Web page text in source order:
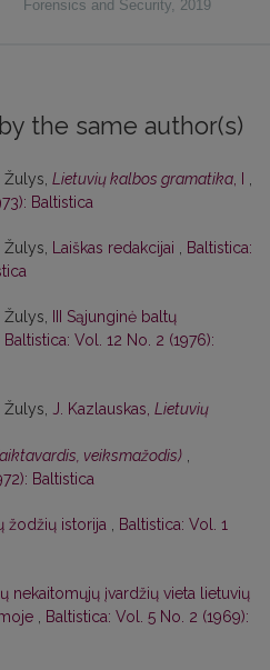
Forensics and Security 2019
the same author(s)
Lietuvių kalbos gramatika
Baltistica
Laiškas redakcijai
Baltistica:
III Sąjunginė baltų
Baltistica: Vol. 12 No. 2 (1976):
J. Kazlauskas, Lietuvių
veiksmažodis)
Baltistica
žodžių istorija
Baltistica: Vol. 1
nekaitomųjų įvardžių vieta lietuvių
Baltistica: Vol. 5 No. 2 (1969):